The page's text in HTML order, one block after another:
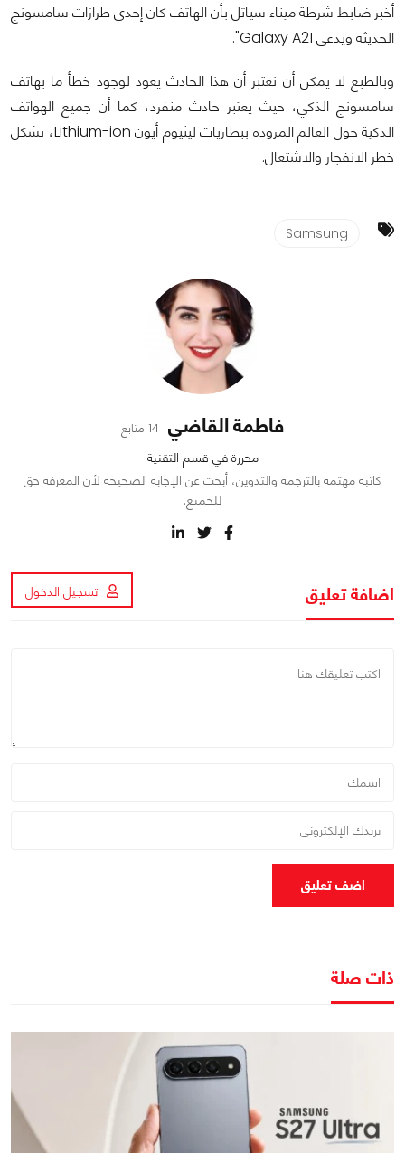
أخبر ضابط شرطة ميناء سياتل بأن الهاتف كان إحدى طرازات سامسونج
الحديثة ويدعى Galaxy A21".
وبالطبع لا يمكن أن نعتبر أن هذا الحادث يعود لوجود خطأ ما بهاتف
سامسونج الذكي، حيث يعتبر حادث منفرد، كما أن جميع الهواتف
الذكية حول العالم المزودة ببطاريات ليثيوم أيون Lithium-ion، تشكل
خطر الانفجار والاشتعال.
Samsung
فاطمة القاضي 14 متابع
محررة في قسم التقنية
كاتبة مهتمة بالترجمة والتدوين، أبحث عن الإجابة الصحيحة لأن المعرفة حق
للجميع.
اضافة تعليق تسجيل الدخول
اضف تعليق
ذات صلة